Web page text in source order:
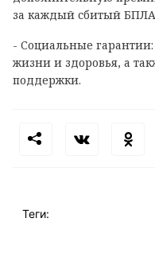
за каждый сбитый
- Социальные гарантии:
жизни и здоровья, а
поддержки.
Теги: